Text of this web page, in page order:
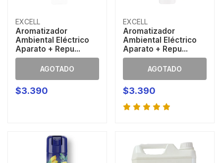
EXCELL
Aromatizador
Ambiental Eléctrico
Aparato + Repu...
AGOTADO
$3.390
EXCELL
Aromatizador
Ambiental Eléctrico
Aparato + Repu...
AGOTADO
$3.390